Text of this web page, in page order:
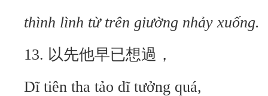
thình lình từ trên giường nhảy xuống.
13. 以先他早已想過，
Dĩ tiên tha tảo dĩ tưởng quá,